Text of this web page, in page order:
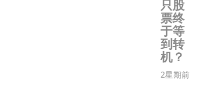
只股
票终
于等
到转
机？
2星期前